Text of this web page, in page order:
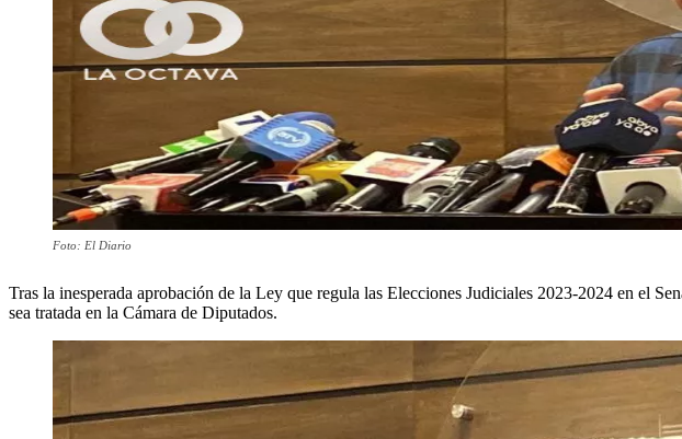
Foto: El Diario
Tras la inesperada aprobación de la Ley que regula las Elecciones Judiciales 2023-2024 en el
sea tratada en la Cámara de Diputados.